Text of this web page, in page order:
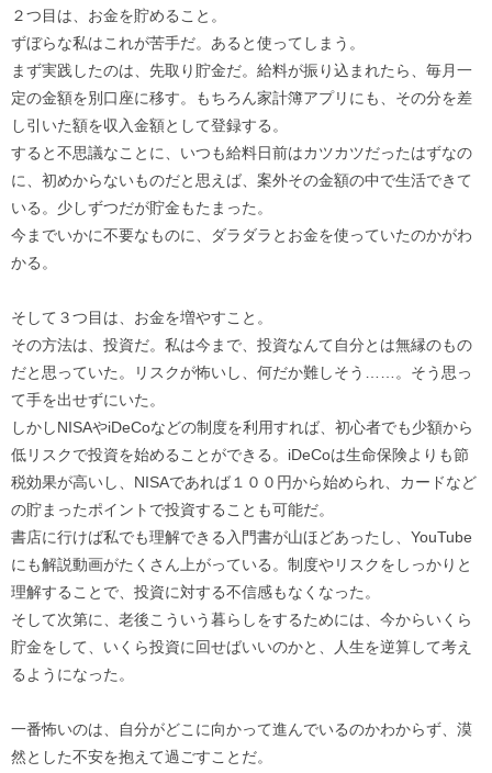
２つ目は、お金を貯めること。
ずぼらな私はこれが苦手だ。あると使ってしまう。
まず実践したのは、先取り貯金だ。給料が振り込まれたら、毎月一
定の金額を別口座に移す。もちろん家計簿アプリにも、その分を差
し引いた額を収入金額として登録する。
すると不思議なことに、いつも給料日前はカツカツだったはずなの
に、初めからないものだと思えば、案外その金額の中で生活できて
いる。少しずつだが貯金もたまった。
今までいかに不要なものに、ダラダラとお金を使っていたのかがわ
かる。
そして３つ目は、お金を増やすこと。
その方法は、投資だ。私は今まで、投資なんて自分とは無縁のもの
だと思っていた。リスクが怖いし、何だか難しそう……。そう思っ
て手を出せずにいた。
しかしNISAやiDeCoなどの制度を利用すれば、初心者でも少額から
低リスクで投資を始めることができる。iDeCoは生命保険よりも節
税効果が高いし、NISAであれば１００円から始められ、カードなど
の貯まったポイントで投資することも可能だ。
書店に行けば私でも理解できる入門書が山ほどあったし、YouTube
にも解説動画がたくさん上がっている。制度やリスクをしっかりと
理解することで、投資に対する不信感もなくなった。
そして次第に、老後こういう暮らしをするためには、今からいくら
貯金をして、いくら投資に回せばいいのかと、人生を逆算して考え
るようになった。
一番怖いのは、自分がどこに向かって進んでいるのかわからず、漠
然とした不安を抱えて過ごすことだ。